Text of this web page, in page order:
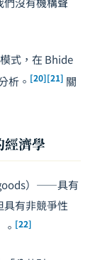
式，在 Bhide
析。 [20][21] 關
經濟學
）——具有
有非競爭性
[22]